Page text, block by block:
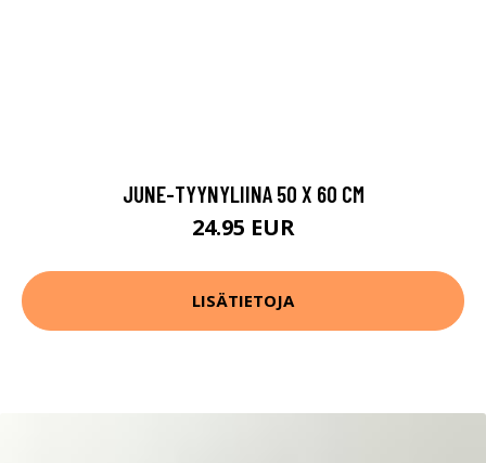
JUNE-TYYNYLIINA 50 X 60 CM
24.95 EUR
LISÄTIETOJA